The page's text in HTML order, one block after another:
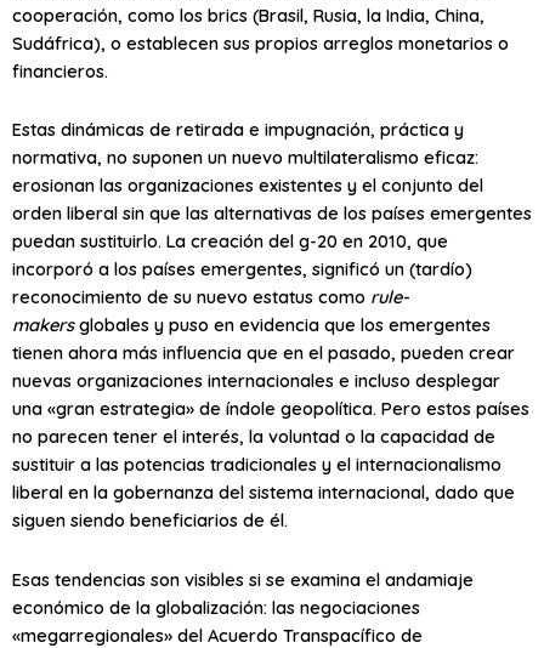
cooperación, como los brics (Brasil, Rusia, la India, China,
Sudáfrica), o establecen sus propios arreglos monetarios o
financieros.
Estas dinámicas de retirada e impugnación, práctica y
normativa, no suponen un nuevo multilateralismo eficaz:
erosionan las organizaciones existentes y el conjunto del
orden liberal sin que las alternativas de los países emergentes
puedan sustituirlo. La creación del g-20 en 2010, que
incorporó a los países emergentes, significó un (tardío)
reconocimiento de su nuevo estatus como rule-
makersglobales y puso en evidencia que los emergentes
tienen ahora más influencia que en el pasado, pueden crear
nuevas organizaciones internacionales e incluso desplegar
una «gran estrategia» de índole geopolítica. Pero estos países
no parecen tener el interés, la voluntad o la capacidad de
sustituir a las potencias tradicionales y el internacionalismo
liberal en la gobernanza del sistema internacional, dado que
siguen siendo beneficiarios de él.
Esas tendencias son visibles si se examina el andamiaje
económico de la globalización: las negociaciones
«megarregionales» del Acuerdo Transpacífico de